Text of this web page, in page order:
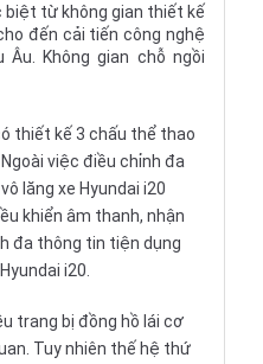
biệt từ không gian thiết kế
đến cải tiến công nghệ
Không gian chỗ ngồi
thiết kế 3 chấu thể thao
việc điều chỉnh đa
lăng xe Hyundai i20
khiển âm thanh, nhận
đa thông tin tiện dụng
i20.
trang bị đồng hồ lái cơ
Tuy nhiên thế hệ thứ